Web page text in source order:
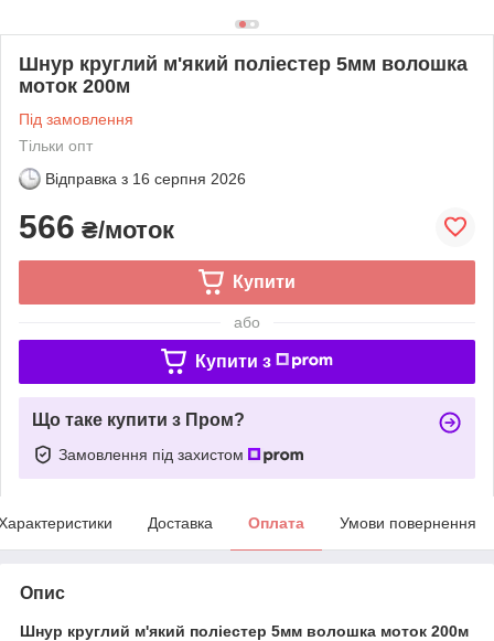
Шнур круглий м'який поліестер 5мм волошка
моток 200м
Під замовлення
Тільки опт
Відправка з 16 серпня 2026
566 ₴/моток
Купити
або
Купити з
Що таке купити з Пром?
Замовлення під захистом
Доставка Оплата Умови повернення
Опис
Шнур круглий м'який поліестер 5мм волошка моток 200м